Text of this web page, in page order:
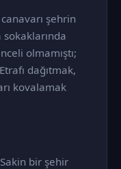
şehrin
olmamıştı;
dağıtmak,
kovalamak
bir şehir